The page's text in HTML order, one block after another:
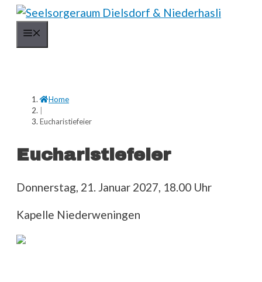
Springe
Inhalt
Home
Eucharistiefeier
Eucharistiefeier
Donnerstag, 21. Januar 2027, 18.00 Uhr
Kapelle Niederweningen